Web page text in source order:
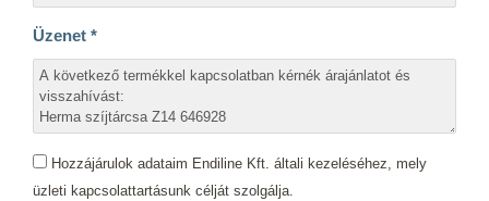
Üzenet *
Hozzájárulok adataim Endiline Kft. általi kezeléséhez, mely
üzleti kapcsolattartásunk célját szolgálja.